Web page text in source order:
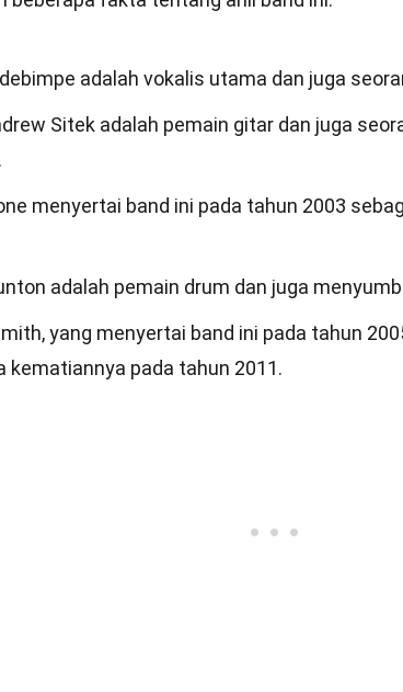
adalah vokalis utama dan juga
Sitek adalah pemain gitar dan juga
menyertai band ini pada tahun 2003
adalah pemain drum dan juga
yang menyertai band ini pada tahun
kematiannya pada tahun 2011.